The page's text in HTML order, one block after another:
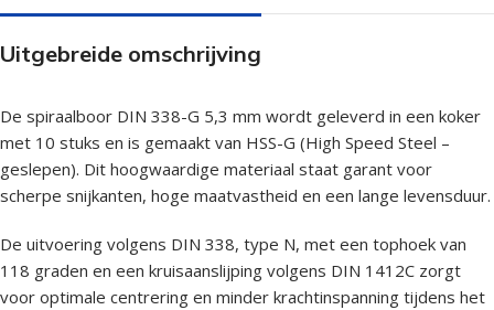
Uitgebreide omschrijving
De spiraalboor DIN 338-G 5,3 mm wordt geleverd in een koker
met 10 stuks en is gemaakt van HSS-G (High Speed Steel –
geslepen). Dit hoogwaardige materiaal staat garant voor
scherpe snijkanten, hoge maatvastheid en een lange levensduur.
De uitvoering volgens DIN 338, type N, met een tophoek van
118 graden en een kruisaanslijping volgens DIN 1412C zorgt
voor optimale centrering en minder krachtinspanning tijdens het